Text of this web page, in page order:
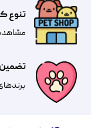
تضمین
تنوع